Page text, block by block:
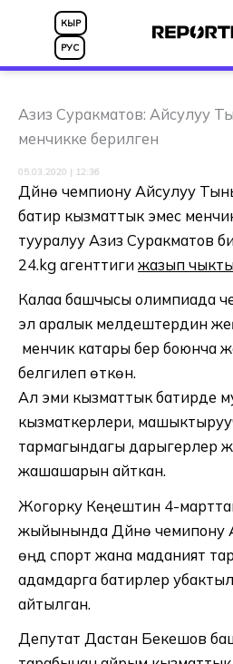
КЫР
РУС
Азиз Суракматов: Айсулуу
менчикке берилген
05.03.2020 | 12:36
Дүйнө чемпиону Айсулуу
батир кызматтык эмес
тууралуу Азиз Суракматов
24.kg агенттиги жазып
Калаа башчысы олимпиада
эл аралык мелдештердин
менчик катары берүү боюнча
белгилеп өткөн.
Ал эми кызматтык батирде
кызматкерлери,
тармагындагы дарыгерлер
жашашарын айткан.
Жогорку Кеңештин 4-
жыйынында Дүйнө чемипону
өңдүү спорт жана маданият
адамдарга батирлер
айтылган.
Депутат Дастан Бекешов